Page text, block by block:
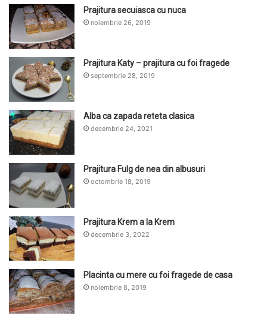
Prajitura secuiasca cu nuca
noiembrie 26, 2019
Prajitura Katy – prajitura cu foi fragede
septembrie 28, 2019
Alba ca zapada reteta clasica
decembrie 24, 2021
Prajitura Fulg de nea din albusuri
octombrie 18, 2019
Prajitura Krem a la Krem
decembrie 3, 2022
Placinta cu mere cu foi fragede de casa
noiembrie 8, 2019